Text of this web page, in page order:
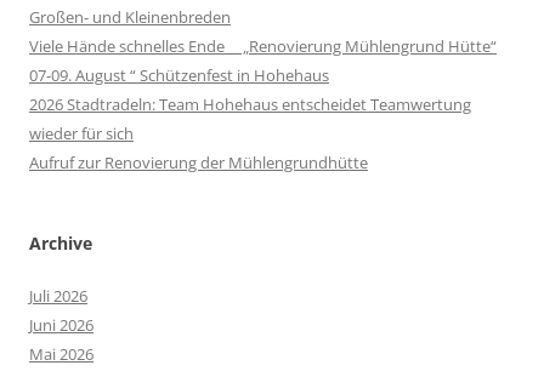
Großen- und Kleinenbreden
Viele Hände schnelles Ende „Renovierung Mühlengrund Hütte“
07-09. August “ Schützenfest in Hohehaus
2026 Stadtradeln: Team Hohehaus entscheidet Teamwertung
wieder für sich
Aufruf zur Renovierung der Mühlengrundhütte
Archive
Juli 2026
Juni 2026
Mai 2026